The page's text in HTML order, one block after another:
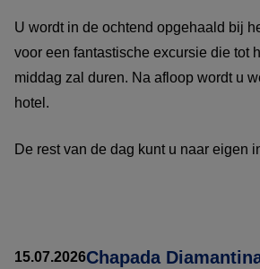
U wordt in de ochtend opgehaald bij
voor een fantastische excursie die tot
middag zal duren. Na afloop wordt u
hotel.
De rest van de dag kunt u naar eigen
15.07.2026Chapada